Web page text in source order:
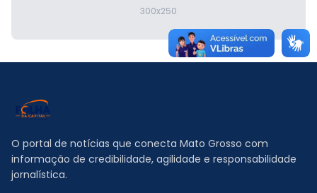
300x250
O portal de notícias que conecta Mato Grosso com
informação de credibilidade, agilidade e responsabilidade
jornalística.